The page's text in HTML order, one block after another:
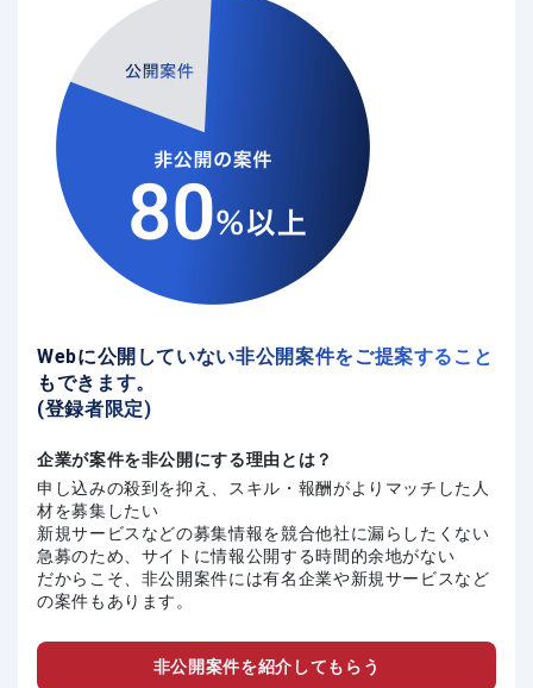
Webに公開していない非公開案件をご提案すること
もできます。
(登録者限定)
企業が案件を非公開にする理由とは？
申し込みの殺到を抑え、スキル・報酬がよりマッチした人
材を募集したい
新規サービスなどの募集情報を競合他社に漏らしたくない
急募のため、サイトに情報公開する時間的余地がない
だからこそ、非公開案件には有名企業や新規サービスなど
の案件もあります。
非公開案件を紹介してもらう